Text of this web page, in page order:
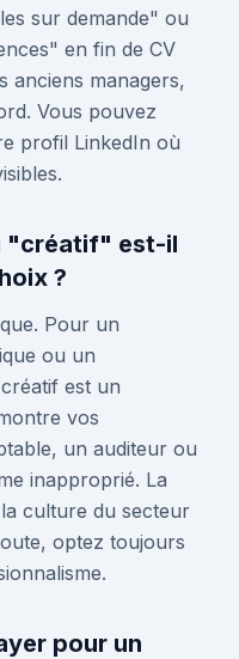
sur demande" ou
en fin de CV
anciens managers,
Vous pouvez
profil LinkedIn où
"créatif" est-il
?
Pour un
ou un
est un
vos
un auditeur ou
inapproprié. La
culture du secteur
optez toujours
pour un